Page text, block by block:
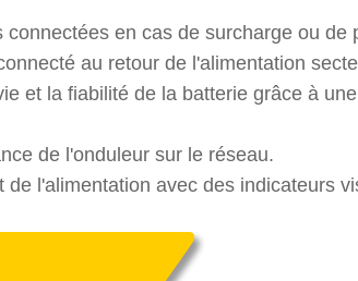
en cas de surcharge ou de
au retour de l'alimentation
et la fiabilité de la batterie grâce à
de l'onduleur sur le réseau.
l'alimentation avec des indicateurs